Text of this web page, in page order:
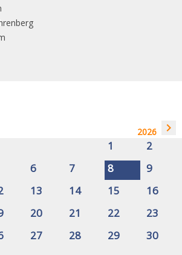
2026 navigate_next
1
2
6 7 8
9
13 14 15
16
20 21 22
23
27 28 29
30